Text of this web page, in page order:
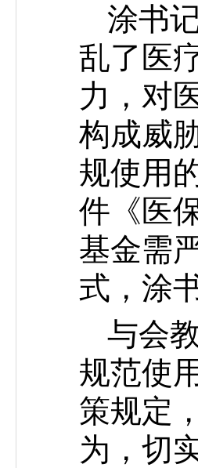
涂书
乱了医
力，对
构成威
规使用
件《医
基金需
式，涂
与会
规范使
策规定
为，切